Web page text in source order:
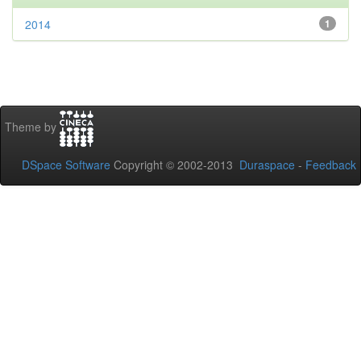
1
2014
Theme by
DSpace Software Copyright © 2002-2013 Duraspace - Feedback